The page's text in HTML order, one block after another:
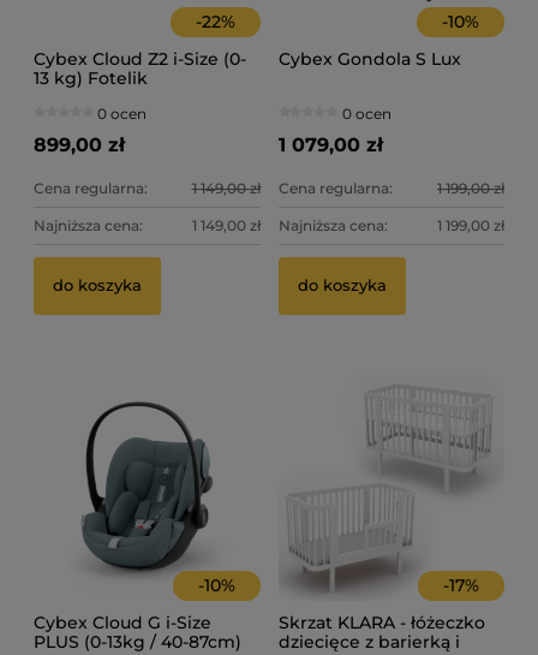
-22%
Cybex Cloud Z2 i-Size (0-
13 kg) Fotelik
0 ocen
899,00 zł
Cena regularna: 1 149,00 zł
Najniższa cena: 1 149,00 zł
do koszyka
-10%
Cybex Gondola S Lux
0 ocen
1 079,00 zł
Cena regularna: 1 199,00 zł
Najniższa cena: 1 199,00 zł
do koszyka
-10%
Cybex Cloud G i-Size
PLUS (0-13kg / 40-87cm)
-17%
Skrzat KLARA - łóżeczko
dziecięce z barierką i